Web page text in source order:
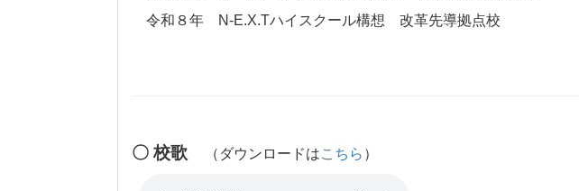
令和８年 N-E.X.Tハイスクール構想 改革先導拠点校
〇 校歌 （ダウンロードはこちら ）